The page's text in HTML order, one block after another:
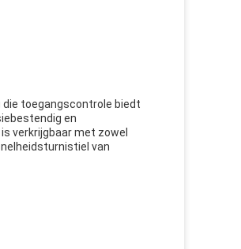
die toegangscontrole biedt
en
verkrijgbaar met zowel
van